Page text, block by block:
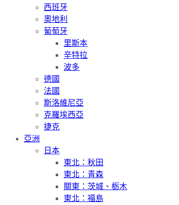
西班牙
奧地利
葡萄牙
里斯本
辛特拉
波多
德國
法國
斯洛維尼亞
克羅埃西亞
捷克
亞洲
日本
東北：秋田
東北：青森
關東：茨城、栃木
東北：福島